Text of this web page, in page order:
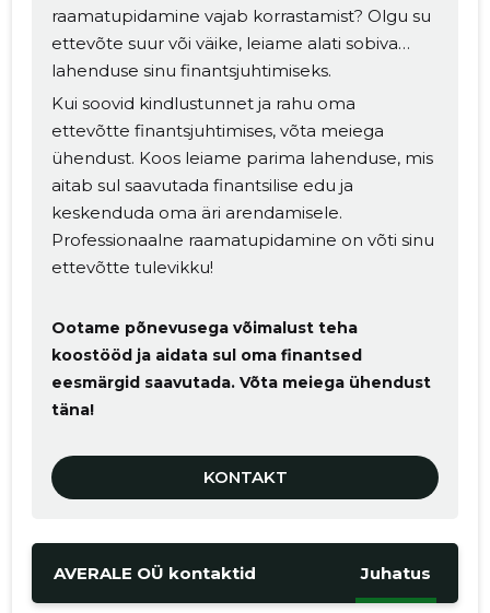
raamatupidamine vajab korrastamist? Olgu su
ettevõte suur või väike, leiame alati sobiva
lahenduse sinu finantsjuhtimiseks.
Kui soovid kindlustunnet ja rahu oma
ettevõtte finantsjuhtimises, võta meiega
ühendust. Koos leiame parima lahenduse, mis
aitab sul saavutada finantsilise edu ja
keskenduda oma äri arendamisele.
Professionaalne raamatupidamine on võti sinu
ettevõtte tulevikku!
Ootame põnevusega võimalust teha
koostööd ja aidata sul oma finantsed
eesmärgid saavutada. Võta meiega ühendust
täna!
KONTAKT
AVERALE OÜ kontaktid Juhatus
MUUDA